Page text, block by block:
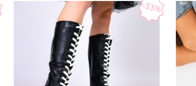
-33%